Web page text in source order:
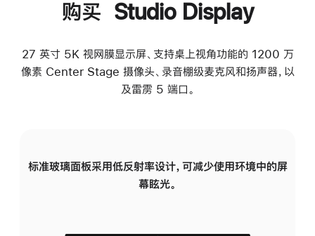
购买 Studio Display
27 英寸 5K 视网膜显示屏、支持桌上视角功能的 1200 万
像素 Center Stage 摄像头、录音棚级麦克风和扬声器，以
及雷雳 5 端口。
标准玻璃面板采用低反射率设计，可减少使用环境中的屏
幕眩光。